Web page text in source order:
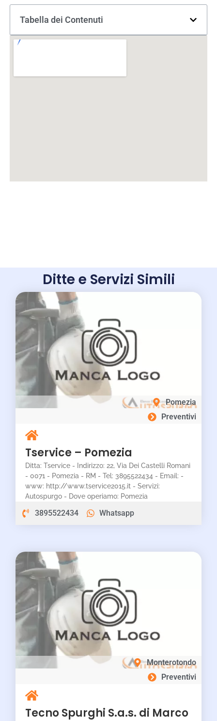
Tabella dei Contenuti
Ditte e Servizi Simili
Pomezia
Preventivi
Tservice – Pomezia
Ditta: Tservice - Indirizzo: 22, Via Dei Castelli Romani
- 0071 - Pomezia - RM - Tel: 3895522434 - Email: -
www: http://www.tservice2015.it - Servizi:
Autospurgo - Dove operiamo: Pomezia
3895522434 Whatsapp
Monterotondo
Preventivi
Tecno Spurghi S.a.s. di Marco